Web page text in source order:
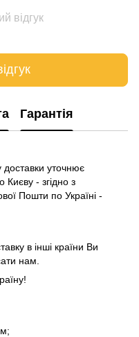
відгук
Гарантія
доставки уточнює
- згідно з
Пошти по Україні -
в інші країни Ви
нам.